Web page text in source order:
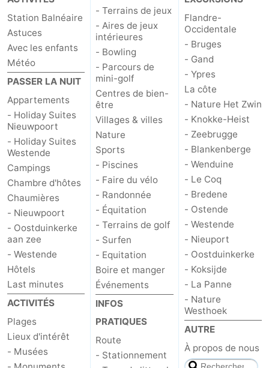
Station Balnéaire
Astuces
Avec les enfants
Météo
PASSER LA NUIT
Appartements
- Holiday Suites
Nieuwpoort
- Holiday Suites
Westende
Campings
Chambre d'hôtes
Chaumières
- Nieuwpoort
- Oostduinkerke
aan zee
- Westende
Hôtels
Last minutes
ACTIVITÉS
Plages
Lieux d'intérêt
- Musées
- Terrains de jeux
- Aires de jeux
intérieures
- Bowling
- Parcours de
mini-golf
Centres de bien-
être
Villages & villes
Nature
Sports
- Piscines
- Faire du vélo
- Randonnée
- Équitation
- Terrains de golf
- Surfen
- Equitation
Boire et manger
Événements
INFOS
PRATIQUES
Route
- Stationnement
Flandre-
Occidentale
- Bruges
- Gand
- Ypres
La côte
- Nature Het Zwin
- Knokke-Heist
- Zeebrugge
- Blankenberge
- Wenduine
- Le Coq
- Bredene
- Ostende
- Westende
- Nieuport
- Oostduinkerke
- Koksijde
- La Panne
- Nature
Westhoek
AUTRE
À propos de nous